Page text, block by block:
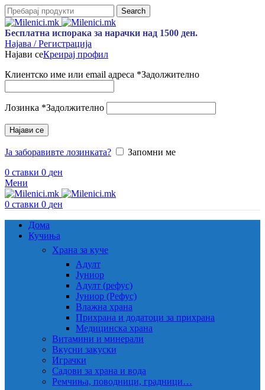
Search
Бесплатна испорака за нарачки над 1500 ден.
Најава / Регистрација
Најави сеКреирај профил
Клиентско име или email адреса *Задолжително
Лозинка *Задолжително
Најави се
Ја заборавивте лозинката?
Запомни ме
0 ставки 0 ден
Мени
0 ставки 0 ден
Дома
Кучиња
Храна за куче
Адулт
Јуниор
Адулт (рефус)
Јуниор (Рефус)
Влажна храна
Прихрана и додатоци за прихрана
Медицинска храна
Витамини и минерали
Вкусни закуски
Играчки
Садови за храна и вода
Ремчиња, поводници, градници…